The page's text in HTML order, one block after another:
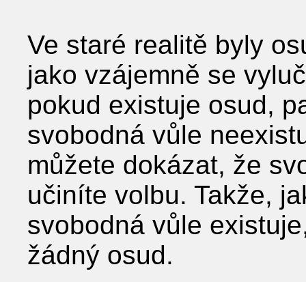
Ve staré realitě byly
jako vzájemně se
pokud existuje osud,
svobodná vůle
můžete dokázat, že
učiníte volbu. Takže,
svobodná vůle
žádný osud.